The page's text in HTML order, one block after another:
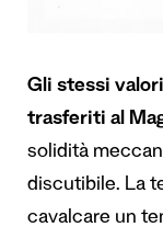
Gli stessi valori
trasferiti al
solidità
discutibile. La
cavalcare un